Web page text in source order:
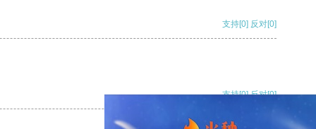
支持[0] 反对[0]
支持[0] 反对[0]